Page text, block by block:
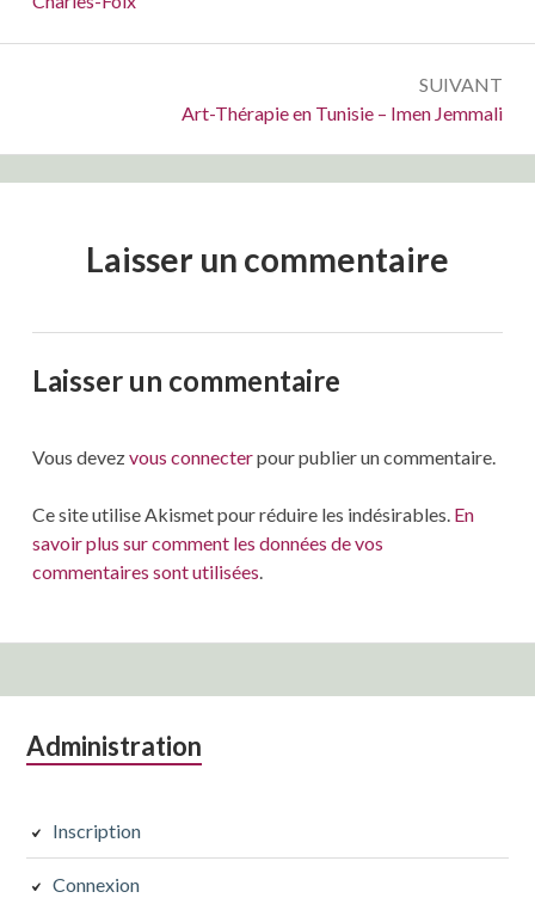
l’article
SUIVANT
Suivant :
Art-Thérapie en Tunisie – Imen Jemmali
Laisser un commentaire
Laisser un commentaire
Vous devezvous connecterpour publier un commentaire.
Ce site utilise Akismet pour réduire les indésirables. En
savoir plus sur comment les données de vos
commentaires sont utilisées.
Colonne
subsidiaire
Administration
Inscription
Connexion